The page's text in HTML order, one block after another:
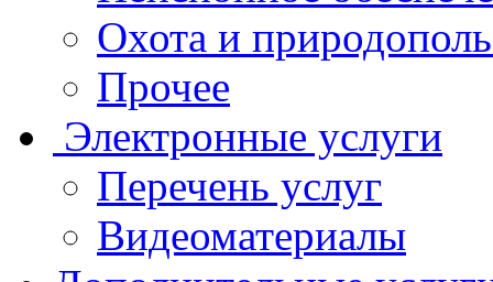
Охота и
Прочее
Электронные услуги
Перечень услуг
Видеоматериалы